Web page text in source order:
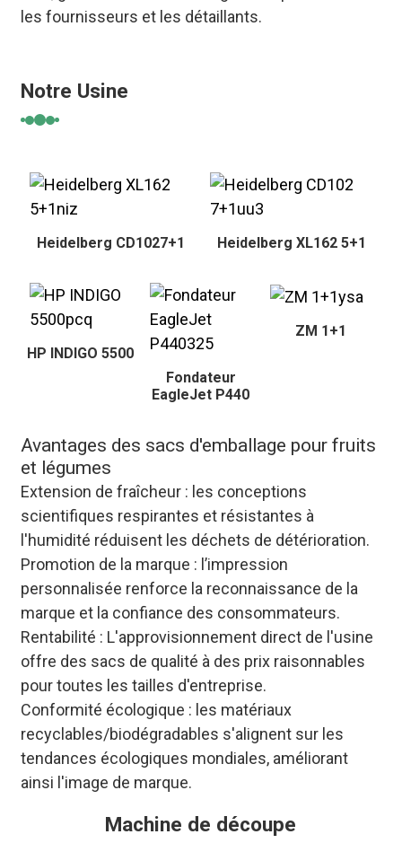
les fournisseurs et les détaillants.
Notre Usine
Heidelberg CD1027+1 Heidelberg XL162 5+1
HP INDIGO 5500
Fondateur
EagleJet P440
ZM 1+1
Avantages des sacs d'emballage pour fruits
et légumes
Extension de fraîcheur : les conceptions
scientifiques respirantes et résistantes à
l'humidité réduisent les déchets de détérioration.
Promotion de la marque : l’impression
personnalisée renforce la reconnaissance de la
marque et la confiance des consommateurs.
Rentabilité : L'approvisionnement direct de l'usine
offre des sacs de qualité à des prix raisonnables
pour toutes les tailles d'entreprise.
Conformité écologique : les matériaux
recyclables/biodégradables s'alignent sur les
tendances écologiques mondiales, améliorant
ainsi l'image de marque.
Machine de découpe